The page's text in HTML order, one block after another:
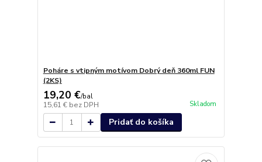
Poháre s vtipným motívom Dobrý deň 360ml FUN
(2KS)
19,20 €/bal
15,61 € bez DPH Skladom
Pridať do košíka